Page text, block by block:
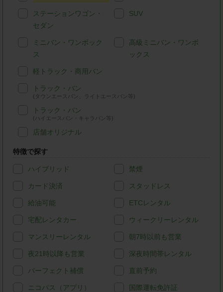
ステーションワゴン・
セダン
SUV
ミニバン・ワンボック
ス
高級ミニバン・ワンボ
ックス
軽トラック・商用バン
トラック・バン
(タウンエースバン、ライトエースバン等)
トラック・バン
(ハイエースバン・キャラバン等)
店舗オリジナル
特徴で探す
ハイブリッド 禁煙
カード決済 スタッドレス
給油可能 ETCレンタル
宅配レンタカー ウィークリーレンタル
マンスリーレンタル 朝7時以前も営業
夜21時以降も営業 深夜時間帯レンタル
パーフェクト補償 直前予約
ニコパス（アプリ） 国際運転免許証